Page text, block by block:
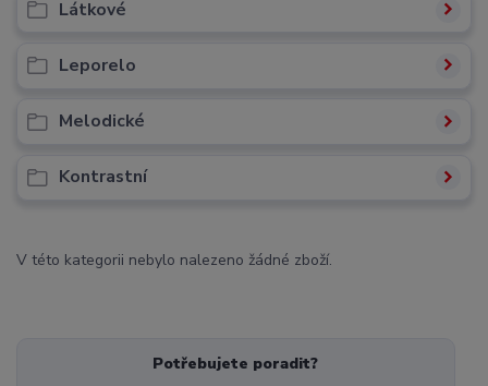
Látkové
Leporelo
Melodické
Kontrastní
V této kategorii nebylo nalezeno žádné zboží.
Potřebujete poradit?